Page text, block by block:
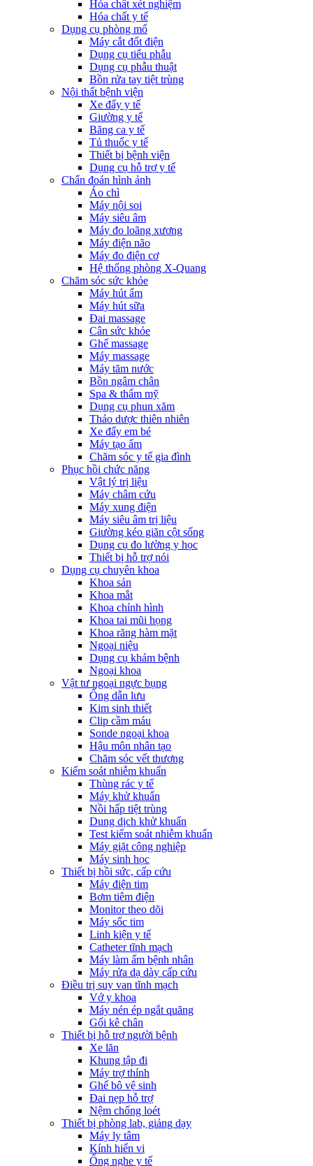
Hóa chất xét nghiệm
Hóa chất y tế
Dụng cụ phòng mổ
Máy cắt đốt điện
Dụng cụ tiểu phẫu
Dụng cụ phẫu thuật
Bồn rửa tay tiệt trùng
Nội thất bệnh viện
Xe đẩy y tế
Giường y tế
Băng ca y tế
Tủ thuốc y tế
Thiết bị bệnh viện
Dụng cụ hỗ trợ y tế
Chẩn đoán hình ảnh
Áo chì
Máy nội soi
Máy siêu âm
Máy đo loãng xương
Máy điện não
Máy đo điện cơ
Hệ thống phòng X-Quang
Chăm sóc sức khỏe
Máy hút ẩm
Máy hút sữa
Đai massage
Cân sức khỏe
Ghế massage
Máy massage
Máy tăm nước
Bồn ngâm chân
Spa & thẩm mỹ
Dụng cụ phun xăm
Thảo dược thiên nhiên
Xe đẩy em bé
Máy tạo ẩm
Chăm sóc y tế gia đình
Phục hồi chức năng
Vật lý trị liệu
Máy châm cứu
Máy xung điện
Máy siêu âm trị liệu
Giường kéo giãn cột sống
Dụng cụ đo lường y học
Thiết bị hỗ trợ nói
Dụng cụ chuyên khoa
Khoa sản
Khoa mắt
Khoa chỉnh hình
Khoa tai mũi họng
Khoa răng hàm mặt
Ngoại niệu
Dụng cụ khám bệnh
Ngoại khoa
Vật tư ngoại ngực bụng
Ống dẫn lưu
Kim sinh thiết
Clip cầm máu
Sonde ngoại khoa
Hậu môn nhân tạo
Chăm sóc vết thương
Kiểm soát nhiễm khuẩn
Thùng rác y tế
Máy khử khuẩn
Nồi hấp tiệt trùng
Dung dịch khử khuẩn
Test kiểm soát nhiễm khuẩn
Máy giặt công nghiệp
Máy sinh học
Thiết bị hồi sức, cấp cứu
Máy điện tim
Bơm tiêm điện
Monitor theo dõi
Máy sốc tim
Linh kiện y tế
Catheter tĩnh mạch
Máy làm ấm bệnh nhân
Máy rửa dạ dày cấp cứu
Điều trị suy van tĩnh mạch
Vớ y khoa
Máy nén ép ngắt quãng
Gối kê chân
Thiết bị hỗ trợ người bệnh
Xe lăn
Khung tập đi
Máy trợ thính
Ghế bô vệ sinh
Đai nẹp hỗ trợ
Nệm chống loét
Thiết bị phòng lab, giảng dạy
Máy ly tâm
Kính hiển vi
Ống nghe y tế